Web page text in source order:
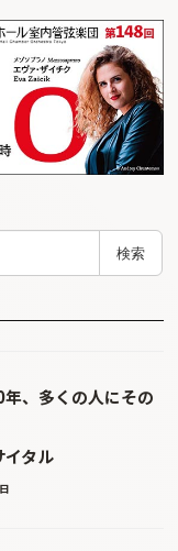
検索
、多くの人にその
タル